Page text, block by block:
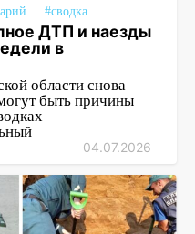
#сводка
ДТП и наезды
в
области снова
быть причины
04.07.2026